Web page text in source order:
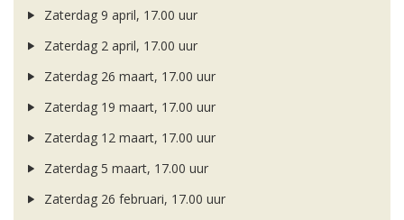
Zaterdag 9 april, 17.00 uur
Zaterdag 2 april, 17.00 uur
Zaterdag 26 maart, 17.00 uur
Zaterdag 19 maart, 17.00 uur
Zaterdag 12 maart, 17.00 uur
Zaterdag 5 maart, 17.00 uur
Zaterdag 26 februari, 17.00 uur